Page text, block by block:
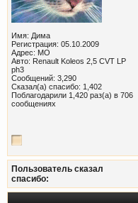
Имя: Дима
Регистрация: 05.10.2009
Адрес: МО
Авто: Renault Koleos 2,5 CVT LP
ph3
Сообщений: 3,290
Сказал(а) спасибо: 1,402
Поблагодарили 1,420 раз(а) в 706
сообщениях
Пользователь сказал
cпасибо: